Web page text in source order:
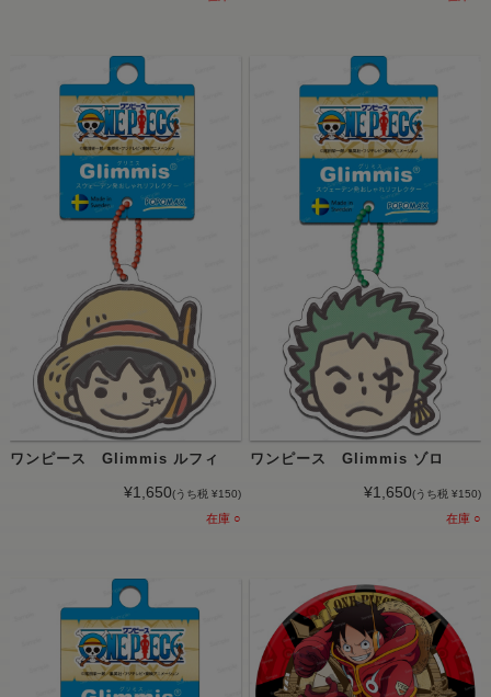
ワンピース Glimmis ルフィ
¥1,650(うち税 ¥150)
在庫 ○
ワンピース Glimmis ゾロ
¥1,650(うち税 ¥150)
在庫 ○